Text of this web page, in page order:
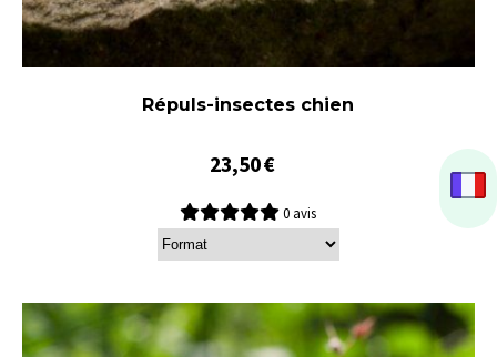
Répuls-insectes chien
23,50€
0 avis